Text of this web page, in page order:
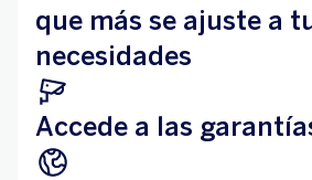
que más se ajuste a
necesidades
Accede a las